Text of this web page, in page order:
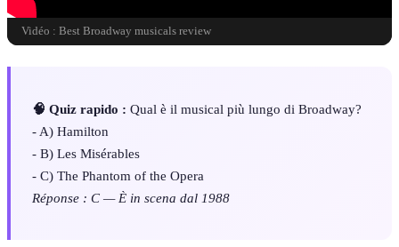
Vidéo : Best Broadway musicals review
🧠 Quiz rapido : Qual è il musical più lungo di Broadway?
- A) Hamilton
- B) Les Misérables
- C) The Phantom of the Opera
Réponse : C — È in scena dal 1988